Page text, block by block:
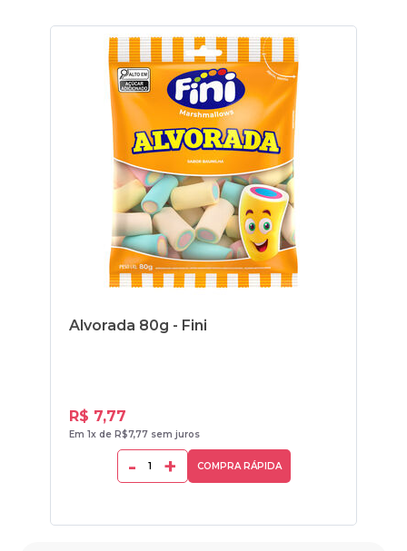
Alvorada 80g - Fini
R$ 7,77
Em 1x de R$7,77 sem juros
- + COMPRA RÁPIDA